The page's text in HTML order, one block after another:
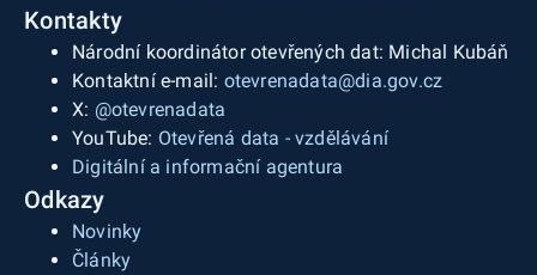
Kontakty
Národní koordinátor otevřených dat: Michal Kubáň
Kontaktní e-mail: otevrenadata@dia.gov.cz
X: @otevrenadata
YouTube: Otevřená data - vzdělávání
Digitální a informační agentura
Odkazy
Novinky
Články